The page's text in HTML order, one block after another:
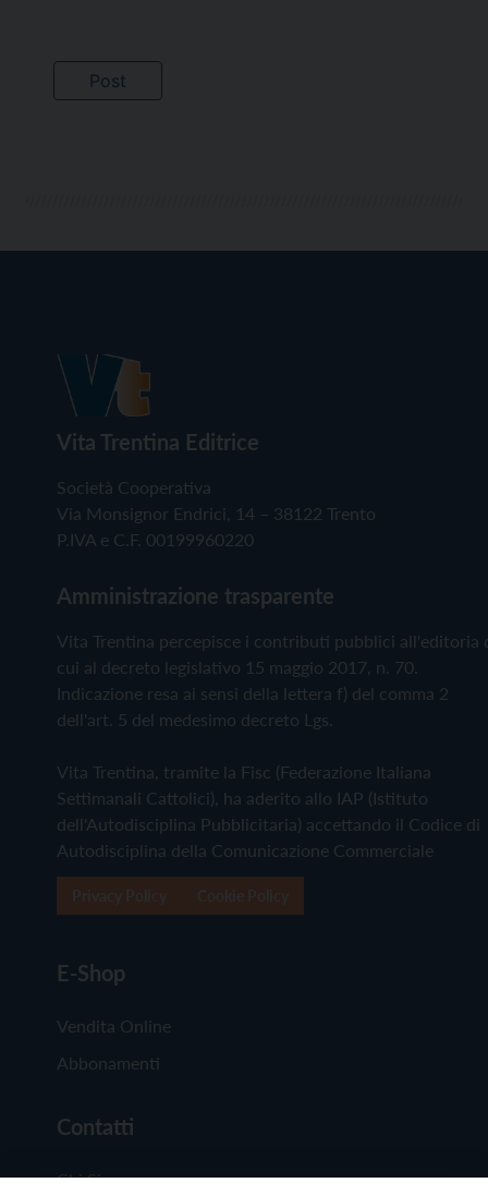
Vita Trentina Editrice
Società Cooperativa
Via Monsignor Endrici, 14 – 38122 Trento
P.IVA e C.F. 00199960220
Amministrazione trasparente
Vita Trentina percepisce i contributi pubblici all'editoria
cui al decreto legislativo 15 maggio 2017, n. 70.
Indicazione resa ai sensi della lettera f) del comma 2
dell'art. 5 del medesimo decreto Lgs.
Vita Trentina, tramite la Fisc (Federazione Italiana
Settimanali Cattolici), ha aderito allo IAP (Istituto
dell'Autodisciplina Pubblicitaria) accettando il Codice di
Autodisciplina della Comunicazione Commerciale
E-Shop
Vendita Online
Abbonamenti
Contatti
Chi Siamo